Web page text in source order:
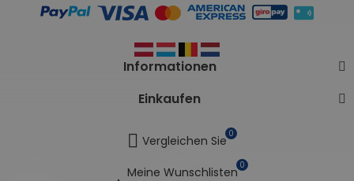
Informationen
Einkaufen
Vergleichen Sie 0
Meine Wunschlisten 0